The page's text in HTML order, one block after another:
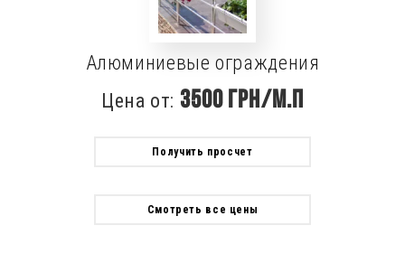
Алюминиевые ограждения
Цена от: 3500 грн/м.п
Получить просчет
Смотреть все цены